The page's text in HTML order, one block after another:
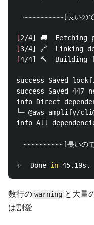
~~~~~~~~~~[長いの
[
[
[4/4] 🔨  Building
success Saved
success Saved 447
info Direct
└─ @aws-amplify/
info All
~~~~~~~~~~[長いの
✨  Done in
数行の warning と大量
は割愛